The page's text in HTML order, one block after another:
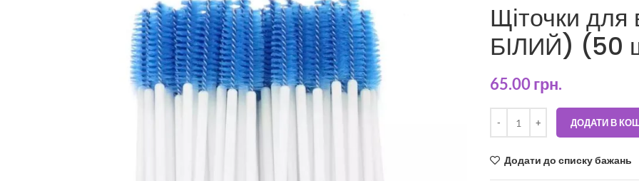
Щіточки
БІЛИЙ) (50
65.00грн.
ДОДАТИ В
Додати до списку бажань